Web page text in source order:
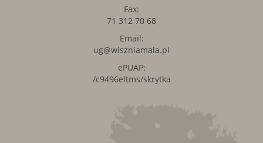
Fax:
71 312 70 68
Email:
ug@wiszniamala.pl
ePUAP:
/c9496eltms/skrytka